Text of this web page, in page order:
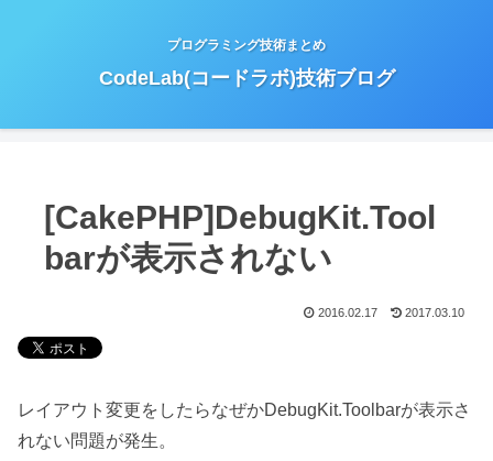
プログラミング技術まとめ
CodeLab(コードラボ)技術ブログ
[CakePHP]DebugKit.Tool
barが表示されない
2016.02.17 2017.03.10
レイアウト変更をしたらなぜかDebugKit.Toolbarが表示さ
れない問題が発生。